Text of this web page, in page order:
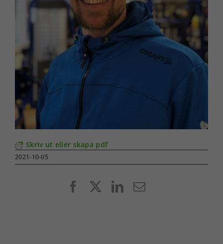
Skriv ut eller skapa pdf
2021-10-05
FacebookLinkedIn
E-